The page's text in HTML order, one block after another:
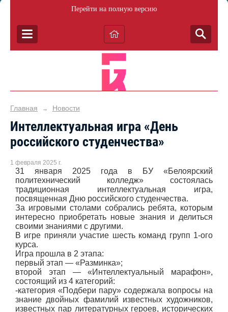
Перейти на полную версию
Главная → Новости
Интеллектуальная игра «День
российского студенчества»
1 февраля 2025 г.
31 января 2025 года в БУ «Белоярский
политехнический колледж» состоялась
традиционная интеллектуальная игра,
посвященная Дню российского студенчества.
За игровыми столами собрались ребята, которым
интересно приобретать новые знания и делиться
своими знаниями с другими.
В игре приняли участие шесть команд групп 1-ого
курса.
Игра прошла в 2 этапа:
первый этап — «Разминка»;
второй этап — «Интеллектуальный марафон»,
состоящий из 4 категорий:
-категория «Подбери пару» содержала вопросы на
знание двойных фамилий известных художников,
известных пар литературных героев, исторических